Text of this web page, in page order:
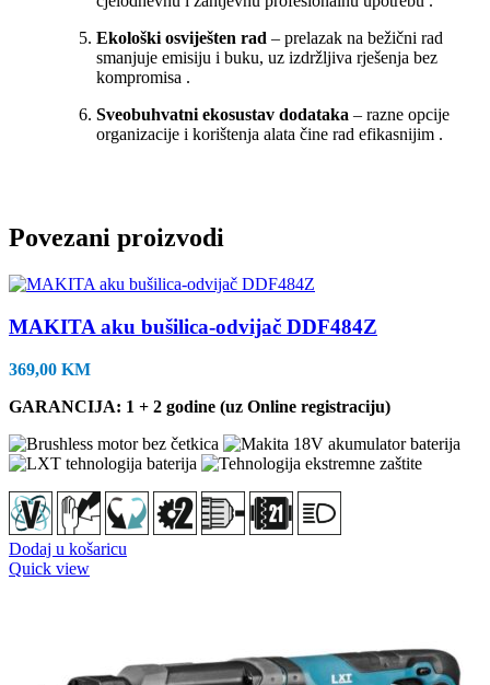
Ekološki osviješten rad – prelazak na bežični rad
smanjuje emisiju i buku, uz izdržljiva rješenja bez
kompromisa .
Sveobuhvatni ekosustav dodataka – razne opcije
organizacije i korištenja alata čine rad efikasnijim .
Povezani proizvodi
MAKITA aku bušilica-odvijač DDF484Z
369,00 KM
GARANCIJA: 1 + 2 godine (uz Online registraciju)
Dodaj u košaricu
Quick view